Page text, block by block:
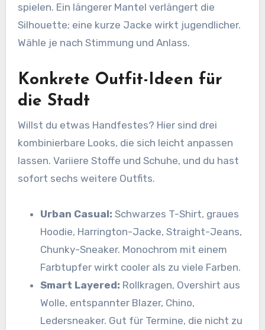
spielen. Ein längerer Mantel verlängert die
Silhouette; eine kurze Jacke wirkt jugendlicher.
Wähle je nach Stimmung und Anlass.
Konkrete Outfit-Ideen für
die Stadt
Willst du etwas Handfestes? Hier sind drei
kombinierbare Looks, die sich leicht anpassen
lassen. Variiere Stoffe und Schuhe, und du hast
sofort sechs weitere Outfits.
Urban Casual: Schwarzes T-Shirt, graues
Hoodie, Harrington-Jacke, Straight-Jeans,
Chunky-Sneaker. Monochrom mit einem
Farbtupfer wirkt cooler als zu viele Farben.
Smart Layered: Rollkragen, Overshirt aus
Wolle, entspannter Blazer, Chino,
Ledersneaker. Gut für Termine, die nicht zu